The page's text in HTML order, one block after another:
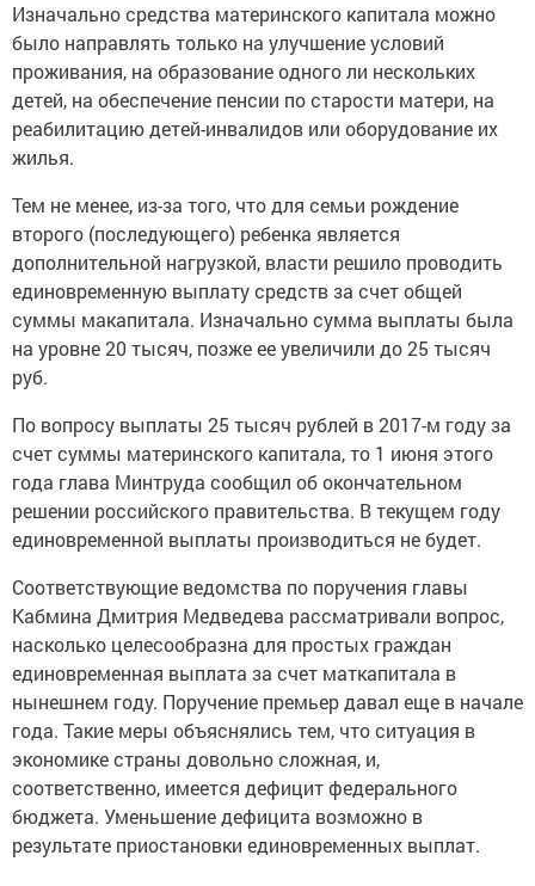
Изначально средства материнского капитала можно
было направлять только на улучшение условий
проживания, на образование одного ли нескольких
детей, на обеспечение пенсии по старости матери, на
реабилитацию детей-инвалидов или оборудование их
жилья.
Тем не менее, из-за того, что для семьи рождение
второго (последующего) ребенка является
дополнительной нагрузкой, власти решило проводить
единовременную выплату средств за счет общей
суммы макапитала. Изначально сумма выплаты была
на уровне 20 тысяч, позже ее увеличили до 25 тысяч
руб.
По вопросу выплаты 25 тысяч рублей в 2017-м году за
счет суммы материнского капитала, то 1 июня этого
года глава Минтруда сообщил об окончательном
решении российского правительства. В текущем году
единовременной выплаты производиться не будет.
Соответствующие ведомства по поручения главы
Кабмина Дмитрия Медведева рассматривали вопрос,
насколько целесообразна для простых граждан
единовременная выплата за счет маткапитала в
нынешнем году. Поручение премьер давал еще в начале
года. Такие меры объяснялись тем, что ситуация в
экономике страны довольно сложная, и,
соответственно, имеется дефицит федерального
бюджета. Уменьшение дефицита возможно в
результате приостановки единовременных выплат.